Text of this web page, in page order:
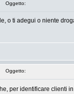
Oggetto:
o ti adegui o niente
Oggetto:
per identificare clienti